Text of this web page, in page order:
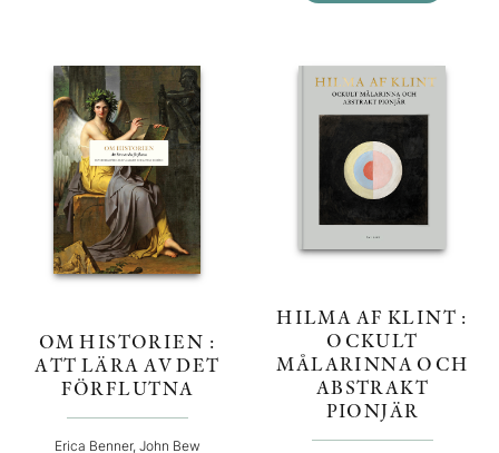
OM HISTORIEN :
ATT LÄRA AV DET
FÖRFLUTNA
Erica Benner, John Bew
HILMA AF KLINT :
OCKULT
MÅLARINNA OCH
ABSTRAKT
PIONJÄR